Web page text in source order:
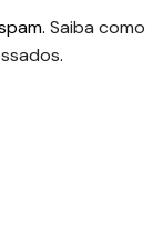
Saiba como
.